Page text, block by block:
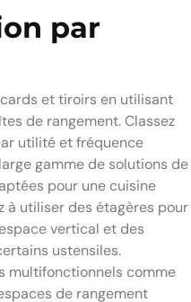
par
et tiroirs en utilisant
de rangement. Classez
utilité et fréquence
gamme de solutions de
pour une cuisine
à utiliser des étagères pour
vertical et des
ustensiles.
multifonctionnels comme
de rangement